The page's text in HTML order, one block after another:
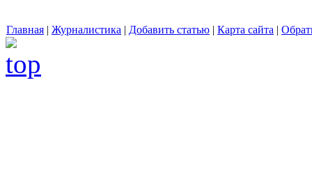
Главная | Журналистика | Добавить статью | Карта сайта |